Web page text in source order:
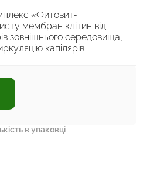
«Фитовит-
мембран клітин від
зовнішнього середовища,
капілярів
в упаковці